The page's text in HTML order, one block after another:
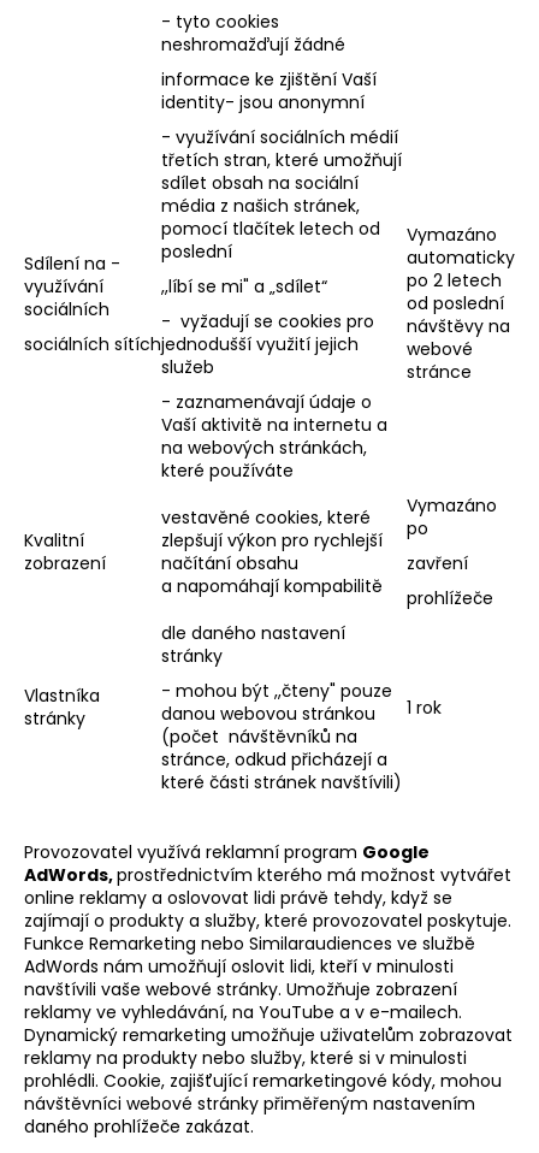
- tyto cookies
neshromažďují žádné
informace ke zjištění Vaší
identity- jsou anonymní
Sdílení na -
využívání
sociálních
sociálních sítích
- využívání sociálních médií
třetích stran, které umožňují
sdílet obsah na sociální
média z našich stránek,
pomocí tlačítek letech od
poslední
,,líbí se mi" a „sdílet“
- vyžadují se cookies pro
jednodušší využití jejich
služeb
- zaznamenávají údaje o
Vaší aktivitě na internetu a
na webových stránkách,
které používáte
Vymazáno
automaticky
po 2 letech
od poslední
návštěvy na
webové
stránce
Kvalitní
zobrazení
vestavěné cookies, které
zlepšují výkon pro rychlejší
načítání obsahu
a napomáhají kompabilitě
Vymazáno
po
zavření
prohlížeče
Vlastníka
stránky
dle daného nastavení
stránky
- mohou být ,,čteny" pouze
danou webovou stránkou
(počet návštěvníků na
stránce, odkud přicházejí a
které části stránek navštívili)
1 rok
Provozovatel využívá reklamní program Google
AdWords,prostřednictvím kterého má možnost vytvářet
online reklamy a oslovovat lidi právě tehdy, když se
zajímají o produkty a služby, které provozovatel poskytuje.
Funkce Remarketing nebo Similaraudiences ve službě
AdWords nám umožňují oslovit lidi, kteří v minulosti
navštívili vaše webové stránky. Umožňuje zobrazení
reklamy ve vyhledávání, na YouTube a v e-mailech.
Dynamický remarketing umožňuje uživatelům zobrazovat
reklamy na produkty nebo služby, které si v minulosti
prohlédli. Cookie, zajišťující remarketingové kódy, mohou
návštěvníci webové stránky přiměřeným nastavením
daného prohlížeče zakázat.